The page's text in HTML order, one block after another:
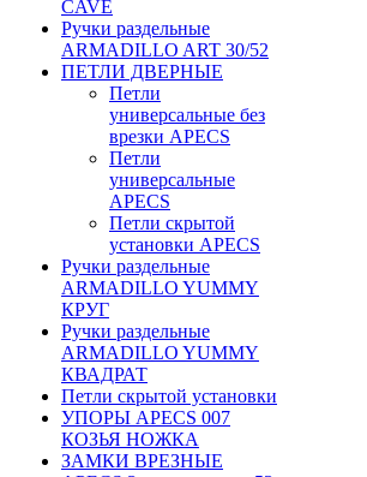
CAVE
Ручки раздельные
ARMADILLO ART 30/52
ПЕТЛИ ДВЕРНЫЕ
Петли
универсальные без
врезки APECS
Петли
универсальные
APECS
Петли скрытой
установки APECS
Ручки раздельные
ARMADILLO YUMMY
КРУГ
Ручки раздельные
ARMADILLO YUMMY
КВАДРАТ
Петли скрытой установки
УПОРЫ APECS 007
КОЗЬЯ НОЖКА
ЗАМКИ ВРЕЗНЫЕ